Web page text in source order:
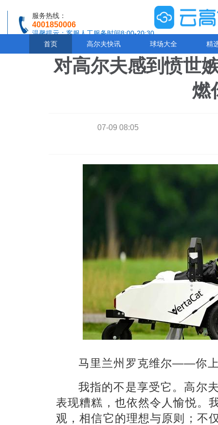
服务热线：
4001850006
温馨提示：客服人工服务时间8:00-20:30
首页
高尔夫快讯 球场大全 精
对高尔夫感到愤世
燃
07-09 08:05
马里兰州罗克维尔——你
我指的不是享受它。高尔
表现糟糕，也依然令人愉悦。
观，相信它的理想与原则；不